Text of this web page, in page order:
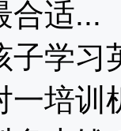
合适...
子学习
一培训